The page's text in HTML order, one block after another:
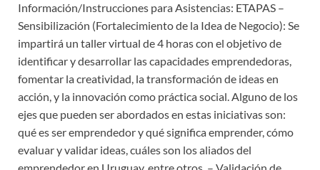
Información/Instrucciones para Asistencias: ETAPAS –
Sensibilización (Fortalecimiento de la Idea de Negocio): Se
impartirá un taller virtual de 4 horas con el objetivo de
identificar y desarrollar las capacidades emprendedoras,
fomentar la creatividad, la transformación de ideas en
acción, y la innovación como práctica social. Alguno de los
ejes que pueden ser abordados en estas iniciativas son:
qué es ser emprendedor y qué significa emprender, cómo
evaluar y validar ideas, cuáles son los aliados del